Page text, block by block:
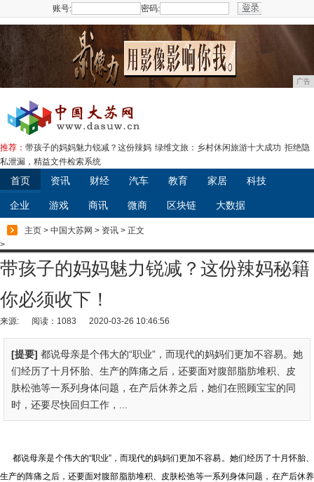
账号: 密码:
广告
推荐： 带孩子的妈妈魅力锐减？这份辣妈 绿维文旅：乡村休闲旅游十大成功 拒绝隐
私泄漏，精益文件检索系统
首页 资讯 财经 汽车 教育 家居 科技
企业 游戏 商讯 微商 区块链 大数据
主页 > 中国大苏网 > 资讯 > 正文
>
带孩子的妈妈魅力锐减？这份辣妈秘籍
你必须收下！
来源: 阅读：1083 2020-03-26 10:46:56
[提要] 都说母亲是个伟大的“职业”，而现代的妈妈们更加不容易。她
们经历了十月怀胎、生产的阵痛之后，还要面对腹部脂肪堆积、皮
肤松弛等一系列身体问题，在产后休养之后，她们在照顾宝宝的同
时，还要尽快回归工作，...
都说母亲是个伟大的“职业”，而现代的妈妈们更加不容易。她们经历了十月怀胎、
生产的阵痛之后，还要面对腹部脂肪堆积、皮肤松弛等一系列身体问题，在产后休养